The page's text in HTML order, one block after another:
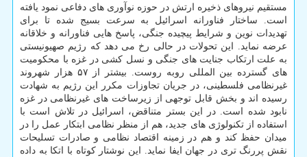
مستقیم نیروهای ذخیره ارتش در حوزه نوآوری های دفاعی نمود یافته
است. ساختار فناورانه اسرائیل به سرعت بسیج شده تا برای
تهدیدات نوین و شرایط پیچیده جنگی، پاسخ هایی فناورانه و خلاقانه
عرضه نماید. این تحولات در حالی رخ می دهد که رژیم صهیونیستی
به علت ارتکاب جنایت های جنگی و نسل کشی در غزه با محکومیت
های گسترده بین المللی روبه روست. بیشتر از ۵۷ هزار شهروند
غیرنظامی فلسطینی، در جریان تجاوزات مکرر این رژیم به شهادت
رسیده اند و بخش قابل توجهی از زیرساخت های غیرنظامی در غزه
نابود شده است. در این بستر متناقض، اسرائیل در تلاش است با
استفاده از تکنولوژی های جدید، هم از منظر نظامی ابتکار عمل را در
میدان حفظ کند و هم در زمینه اقتصاد نظامی و صادرات تسلیحات
نقش پررنگ تری در جهان ایفا نماید. این نوشتار کوتاه با اتکا به داده